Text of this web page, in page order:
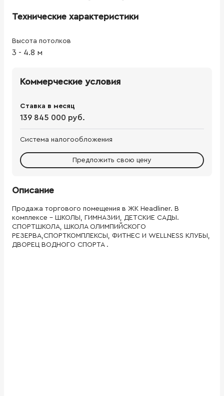
Технические характеристики
Высота потолков
3 - 4.8 м
Коммерческие условия
Ставка в месяц
139 845 000 руб.
Система налогообложения
Предложить свою цену
Описание
Продажа торгового помещения в ЖК Headliner. В
комплексе - ШКОЛЫ, ГИМНАЗИИ, ДЕТСКИЕ САДЫ.
СПОРТШКОЛА, ШКОЛА ОЛИМПИЙСКОГО
РЕЗЕРВА,СПОРТКОМПЛЕКСЫ, ФИТНЕС И WELLNESS КЛУБЫ,
ДВОРЕЦ ВОДНОГО СПОРТА .